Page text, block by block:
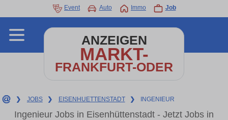
Event Auto Immo Job
ANZEIGEN
MARKT-
FRANKFURT-ODER
❯ JOBS ❯ EISENHUETTENSTADT ❯ INGENIEUR
Ingenieur Jobs in Eisenhüttenstadt - Jetzt Jobs in